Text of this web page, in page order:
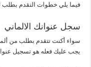
فيما يلي خطوات التقدم بطلب
سجل عنوانك الالماني
يجب عليك فعله هو تسجيل